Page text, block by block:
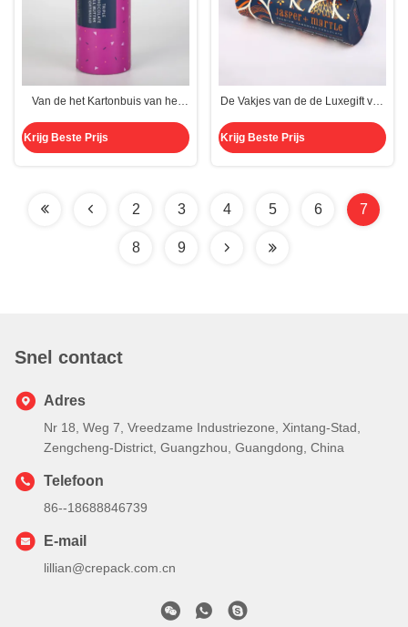
Van de het Kartonbuis van het
CMYK voor Koekjes
Krijg Beste Prijs
De Vakjes van de de Luxegift van
Document Buis
Krijg Beste Prijs
2 3 4 5 6 7
8 9
Snel contact
Adres
Nr 18, Weg 7, Vreedzame Industriezone, Xintang-Stad,
Zengcheng-District, Guangzhou, Guangdong, China
Telefoon
86--18688846739
E-mail
lillian@crepack.com.cn